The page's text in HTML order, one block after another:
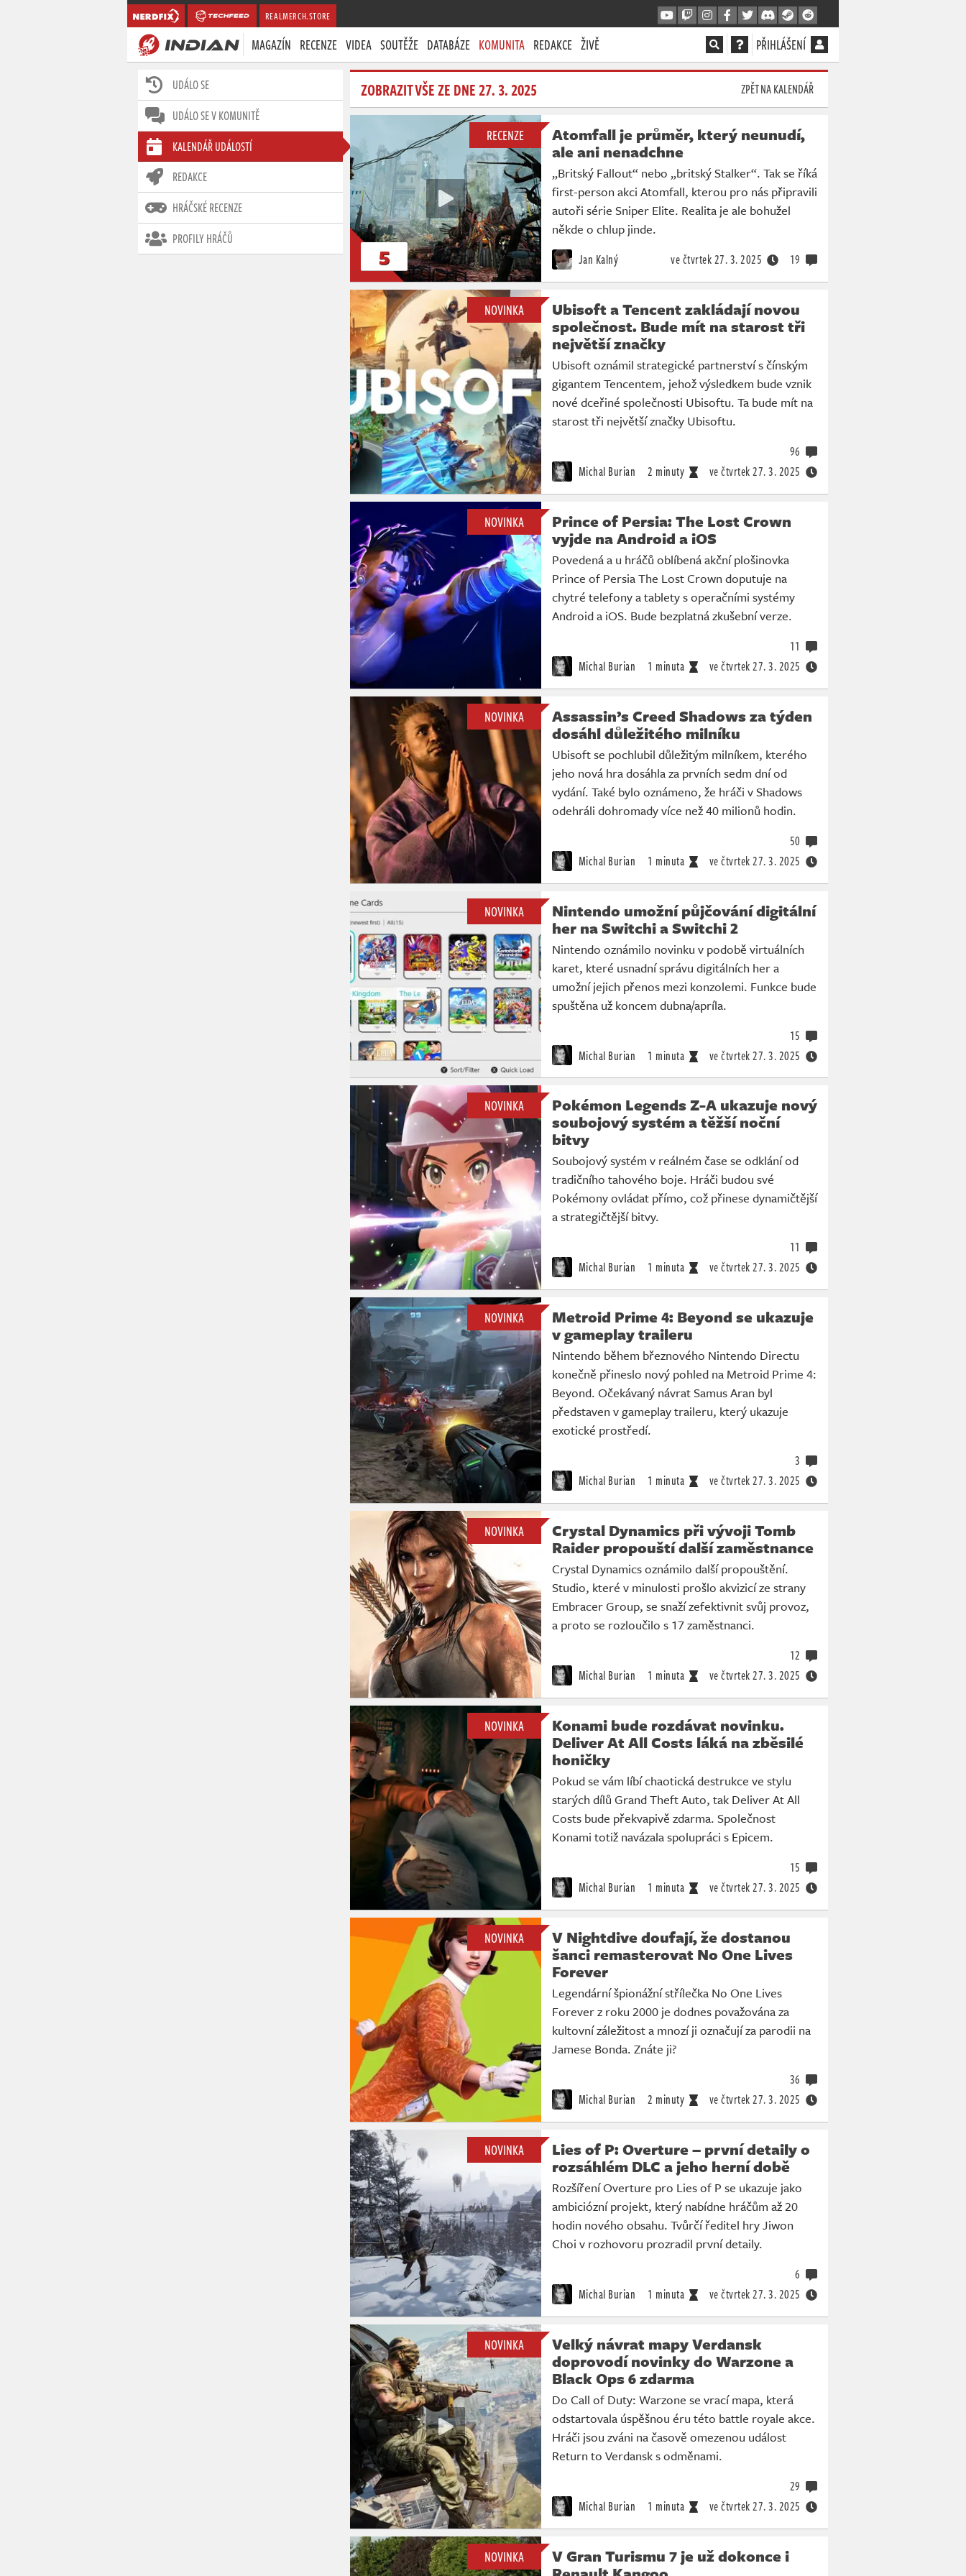
REALMERCH.STORE
MAGAZÍN RECENZE VIDEA SOUTĚŽE DATABÁZE KOMUNITA REDAKCE ŽIVĚ PŘIHLÁŠENÍ
UDÁLO SE
UDÁLO SE V KOMUNITĚ
KALENDÁŘ UDÁLOSTÍ
REDAKCE
HRÁČSKÉ RECENZE
PROFILY HRÁČŮ
ZOBRAZIT VŠE ZE DNE 27. 3. 2025 ZPĚT NA KALENDÁŘ
RECENZE
5
Atomfall je průměr, který neunudí,
ale ani nenadchne
„Britský Fallout“ nebo „britský Stalker“. Tak se říká
first-person akci Atomfall, kterou pro nás připravili
autoři série Sniper Elite. Realita je ale bohužel
někde o chlup jinde.
Jan Kalný ve čtvrtek27. 3. 2025 19
NOVINKA
Ubisoft a Tencent zakládají novou
společnost. Bude mít na starost tři
největší značky
Ubisoft oznámil strategické partnerství s čínským
gigantem Tencentem, jehož výsledkem bude vznik
nové dceřiné společnosti Ubisoftu. Ta bude mít na
starost tři největší značky Ubisoftu.
Michal Burian 2 minuty ve čtvrtek27. 3. 2025
96
NOVINKA
Prince of Persia: The Lost Crown
vyjde na Android a iOS
Povedená a u hráčů oblíbená akční plošinovka
Prince of Persia The Lost Crown doputuje na
chytré telefony a tablety s operačními systémy
Android a iOS. Bude bezplatná zkušební verze.
Michal Burian 1 minuta ve čtvrtek27. 3. 2025
11
NOVINKA
Assassin’s Creed Shadows za týden
dosáhl důležitého milníku
Ubisoft se pochlubil důležitým milníkem, kterého
jeho nová hra dosáhla za prvních sedm dní od
vydání. Také bylo oznámeno, že hráči v Shadows
odehráli dohromady více než 40 milionů hodin.
Michal Burian 1 minuta ve čtvrtek27. 3. 2025
50
NOVINKA
Nintendo umožní půjčování digitální
her na Switchi a Switchi 2
Nintendo oznámilo novinku v podobě virtuálních
karet, které usnadní správu digitálních her a
umožní jejich přenos mezi konzolemi. Funkce bude
spuštěna už koncem dubna/apríla.
Michal Burian 1 minuta ve čtvrtek27. 3. 2025
15
NOVINKA
Pokémon Legends Z-A ukazuje nový
soubojový systém a těžší noční
bitvy
Soubojový systém v reálném čase se odklání od
tradičního tahového boje. Hráči budou své
Pokémony ovládat přímo, což přinese dynamičtější
a strategičtější bitvy.
Michal Burian 1 minuta ve čtvrtek27. 3. 2025
11
NOVINKA
Metroid Prime 4: Beyond se ukazuje
v gameplay traileru
Nintendo během březnového Nintendo Directu
konečně přineslo nový pohled na Metroid Prime 4:
Beyond. Očekávaný návrat Samus Aran byl
představen v gameplay traileru, který ukazuje
exotické prostředí.
Michal Burian 1 minuta ve čtvrtek27. 3. 2025
3
NOVINKA
Crystal Dynamics při vývoji Tomb
Raider propouští další zaměstnance
Crystal Dynamics oznámilo další propouštění.
Studio, které v minulosti prošlo akvizicí ze strany
Embracer Group, se snaží zefektivnit svůj provoz,
a proto se rozloučilo s 17 zaměstnanci.
Michal Burian 1 minuta ve čtvrtek27. 3. 2025
12
NOVINKA
Konami bude rozdávat novinku.
Deliver At All Costs láká na zběsilé
honičky
Pokud se vám líbí chaotická destrukce ve stylu
starých dílů Grand Theft Auto, tak Deliver At All
Costs bude překvapivě zdarma. Společnost
Konami totiž navázala spolupráci s Epicem.
Michal Burian 1 minuta ve čtvrtek27. 3. 2025
15
NOVINKA
V Nightdive doufají, že dostanou
šanci remasterovat No One Lives
Forever
Legendární špionážní střílečka No One Lives
Forever z roku 2000 je dodnes považována za
kultovní záležitost a mnozí ji označují za parodii na
Jamese Bonda. Znáte ji?
Michal Burian 2 minuty ve čtvrtek27. 3. 2025
36
NOVINKA
Lies of P: Overture – první detaily o
rozsáhlém DLC a jeho herní době
Rozšíření Overture pro Lies of P se ukazuje jako
ambiciózní projekt, který nabídne hráčům až 20
hodin nového obsahu. Tvůrčí ředitel hry Jiwon
Choi v rozhovoru prozradil první detaily.
Michal Burian 1 minuta ve čtvrtek27. 3. 2025
6
NOVINKA
Velký návrat mapy Verdansk
doprovodí novinky do Warzone a
Black Ops 6 zdarma
Do Call of Duty: Warzone se vrací mapa, která
odstartovala úspěšnou éru této battle royale akce.
Hráči jsou zváni na časově omezenou událost
Return to Verdansk s odměnami.
Michal Burian 1 minuta ve čtvrtek27. 3. 2025
29
NOVINKA
V Gran Turismu 7 je už dokonce i